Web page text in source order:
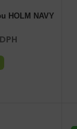
(3XL) pánske
HOLM NAVY